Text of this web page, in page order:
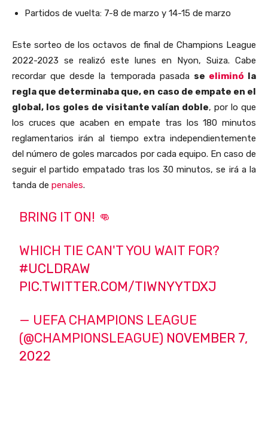
Partidos de vuelta: 7-8 de marzo y 14-15 de marzo
Este sorteo de los octavos de final de Champions League
2022-2023 se realizó este lunes en Nyon, Suiza. Cabe
recordar que desde la temporada pasada se eliminó la
regla que determinaba que, en caso de empate en el
global, los goles de visitante valían doble, por lo que
los cruces que acaben en empate tras los 180 minutos
reglamentarios irán al tiempo extra independientemente
del número de goles marcados por cada equipo. En caso de
seguir el partido empatado tras los 30 minutos, se irá a la
tanda de penales.
BRING IT ON! 👊
WHICH TIE CAN'T YOU WAIT FOR?
#UCLDRAW
PIC.TWITTER.COM/TIWNYYTDXJ
— UEFA CHAMPIONS LEAGUE
(@CHAMPIONSLEAGUE) NOVEMBER 7,
2022